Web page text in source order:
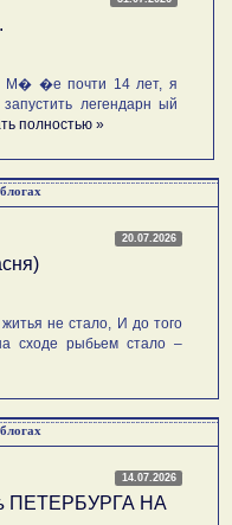
М� �е почти 14 лет, я
легендарн ый
полностью »
20.07.2026
не стало, И до того
сходе рыбьем стало –
14.07.2026
ПЕТЕРБУРГА НА